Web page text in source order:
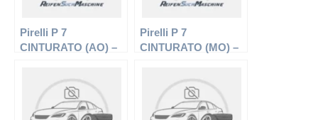
Pirelli P 7
CINTURATO (AO) –
Sommerreifen
Pirelli P 7
CINTURATO (MO) –
Sommerreifen